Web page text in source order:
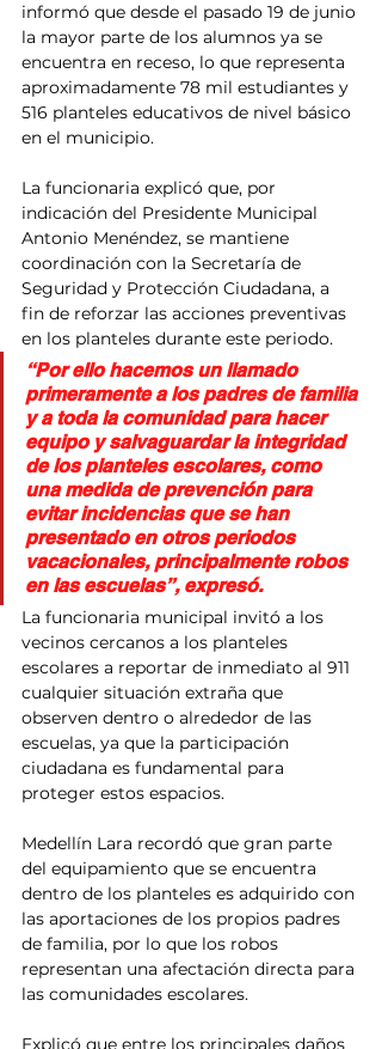
informó que desde el pasado 19 de junio
la mayor parte de los alumnos ya se
encuentra en receso, lo que representa
aproximadamente 78 mil estudiantes y
516 planteles educativos de nivel básico
en el municipio.
La funcionaria explicó que, por
indicación del Presidente Municipal
Antonio Menéndez, se mantiene
coordinación con la Secretaría de
Seguridad y Protección Ciudadana, a
fin de reforzar las acciones preventivas
en los planteles durante este periodo.
“Por ello hacemos un llamado
primeramente a los padres de familia
y a toda la comunidad para hacer
equipo y salvaguardar la integridad
de los planteles escolares, como
una medida de prevención para
evitar incidencias que se han
presentado en otros periodos
vacacionales, principalmente robos
en las escuelas”, expresó.
La funcionaria municipal invitó a los
vecinos cercanos a los planteles
escolares a reportar de inmediato al 911
cualquier situación extraña que
observen dentro o alrededor de las
escuelas, ya que la participación
ciudadana es fundamental para
proteger estos espacios.
Medellín Lara recordó que gran parte
del equipamiento que se encuentra
dentro de los planteles es adquirido con
las aportaciones de los propios padres
de familia, por lo que los robos
representan una afectación directa para
las comunidades escolares.
Explicó que entre los principales daños